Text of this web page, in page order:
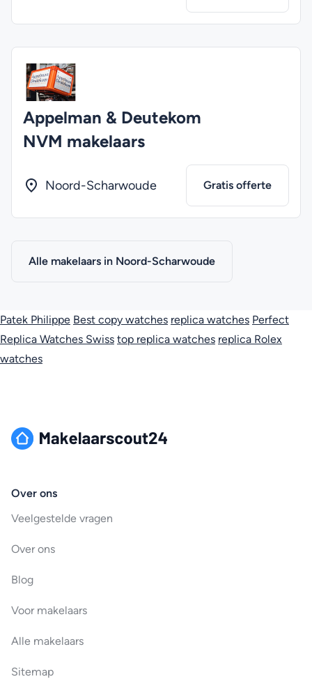
Appelman & Deutekom
NVM makelaars
Noord-Scharwoude Gratis offerte
Alle makelaars in Noord-Scharwoude
Patek Philippe Best copy watches replica watches Perfect
Replica Watches Swiss top replica watches replica Rolex
watches
Over ons
Veelgestelde vragen
Over ons
Blog
Voor makelaars
Alle makelaars
Sitemap